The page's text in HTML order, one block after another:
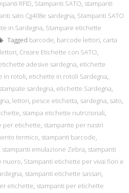
RFID, Stampanti SATO, stampanti
sato Cg408e sardegna, Stampanti SATO
in Sardegna, Stampare etichette
Tagged barcode, barcode lettori, carta
, Creare Etichette con SATO,
adesive sardegna, etichette
in rotoli, etichette in rotoli Sardegna,
sardegna, etichette Sardegna,
, lettori, pesce etichetta, sardegna, sato,
, stampa etichette nutrizionali,
per etichette, stampante per nastri
termico, stampanti barcode,
stampanti emulazione Zebra, stampanti
nuoro, Stampanti etichette per vivai fiori e
, stampanti etichette sassari,
etichette, stampanti per etichette